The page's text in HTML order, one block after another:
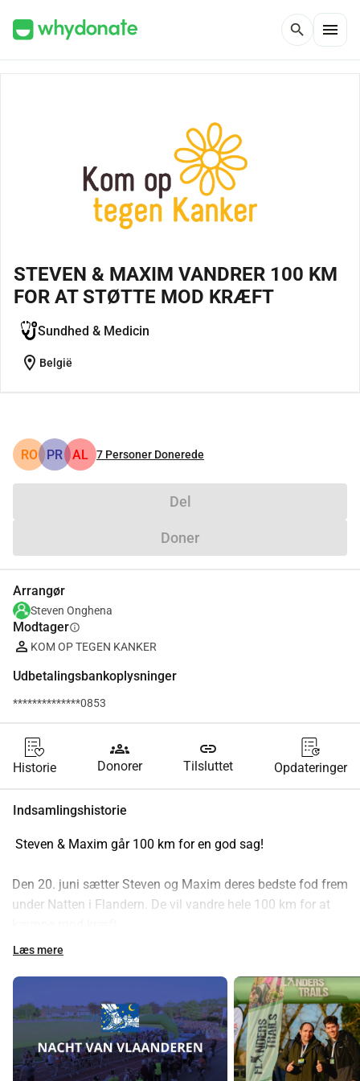
search menu
STEVEN & MAXIM VANDRER 100 KM
FOR AT STØTTE MOD KRÆFT
Sundhed & Medicin
location_on België
RO PR AL 7 Personer Donerede
Del
Doner
Arrangør
Steven Onghena
Modtagerinfo
KOM OP TEGEN KANKER
Udbetalingsbankoplysninger
**************0853
Historie
groups
Donorer
link
Tilsluttet Opdateringer
Indsamlingshistorie
️ Steven & Maxim går 100 km for en god sag! ️
Den 20. juni sætter Steven og Maxim deres bedste fod frem
under Natten i Flandern. De vil vandre hele 100 km for at
organisation, der arbejder for forskning, pleje og
forebyggelse.
🫶 Din støtte gør en forskel! 🫶
Støt deres vandretur med en donation og hjælp i kampen
Læs mere